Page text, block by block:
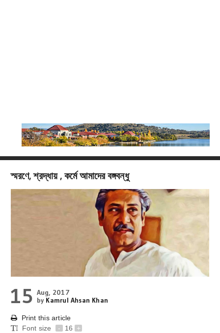
স্মরণে, শ্রদ্ধায় , কর্মে আমাদের বঙ্গবন্ধু
15 Aug, 2017
by Kamrul Ahsan Khan
Print this article
Font size
- 16 +